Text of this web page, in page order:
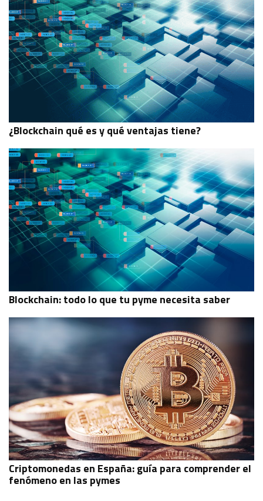
¿Blockchain qué es y qué ventajas tiene?
Blockchain: todo lo que tu pyme necesita saber
Criptomonedas en España: guía para comprender el
fenómeno en las pymes